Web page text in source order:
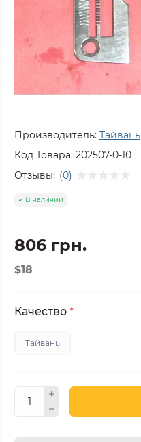
Производитель: Тайвань
Код Товара: 202507-0-10
Отзывы: (0)
В наличии
806 грн.
$18
Качество *
Тайвань